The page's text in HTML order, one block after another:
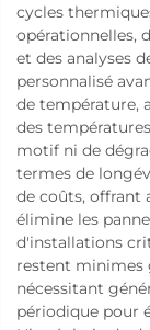
cycles
opérationnelles,
et des analyses
personnalisé
de température,
des
motif ni de
termes de
de coûts, offrant
élimine les
d'installations
restent minimes
nécessitant
périodique pour